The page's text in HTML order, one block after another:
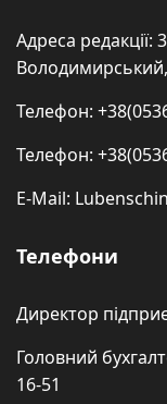
Адреса
Володимирський,
Телефон:
Телефон:
E-Mail:
Телефони
Директор
Головний
16-51